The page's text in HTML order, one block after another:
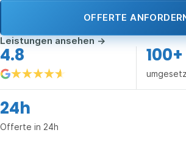
OFFERTE
Leistungen ansehen→
4.8 100+
24h
Offerte in 24h